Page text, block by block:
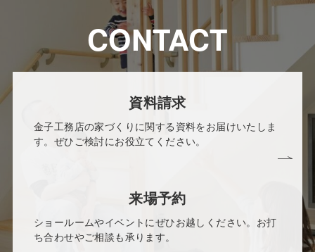
CONTACT
資料請求
金子工務店の家づくりに関する資料をお届けいたしま
す。ぜひご検討にお役立てください。
来場予約
ショールームやイベントにぜひお越しください。お打
ち合わせやご相談も承ります。